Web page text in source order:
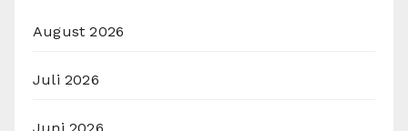
August 2026
Juli 2026